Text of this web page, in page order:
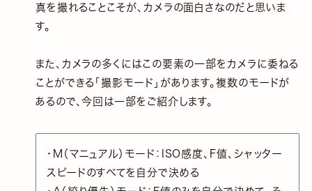
真を撮れることこそが、カメラの面白さなのだと思いま
す。
また、カメラの多くにはこの要素の一部をカメラに委ねる
ことができる「撮影モード」があります。複数のモードが
あるので、今回は一部をご紹介します。
・M（マニュアル）モード：ISO感度、F値、シャッター
スピードのすべてを自分で決める